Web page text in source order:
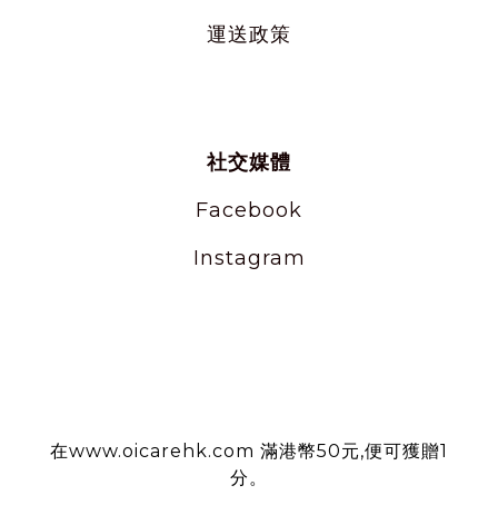
運送政策
社交媒體
Facebook
Instagram
在www.oicarehk.com 滿港幣50元,便可獲贈1
分。